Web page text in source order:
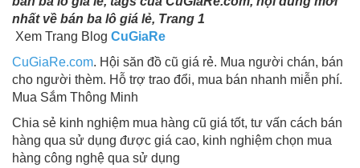
nhất về bán ba lô giá lẻ, Trang 1
Xem Trang Blog CuGiaRe
CuGiaRe.com. Hội săn đồ cũ giá rẻ. Mua người chán, bán
cho người thèm. Hỗ trợ trao đổi, mua bán nhanh miễn phí.
Mua Sắm Thông Minh
Chia sẻ kinh nghiệm mua hàng cũ giá tốt, tư vấn cách bán
hàng qua sử dụng được giá cao, kinh nghiệm chọn mua
hàng công nghệ qua sử dụng